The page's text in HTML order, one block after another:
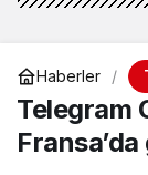
Haberler
Telegram
Fransa’da